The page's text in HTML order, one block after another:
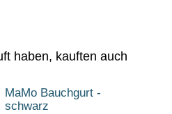
haben, kauften auch
MaMo Bauchgurt -
schwarz